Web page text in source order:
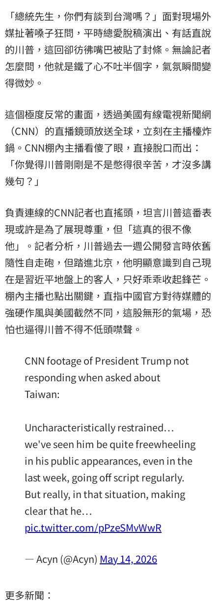
「總統先生，你們有談到台灣嗎？」面對現場外
媒扯著嗓子狂問，平時總愛脫稿演出、有話直說
的川普，這回卻彷彿嘴巴被貼了封條。無論記者
怎麼問，他就是鐵了心不吐半個字，氣氛瞬間變
得微妙。
這個極度反常的畫面，透過美國有線電視新聞網
（CNN）的直播鏡頭放送全球，立刻在主播檯炸
鍋。CNN棚內主播看傻了眼，直接脫口而出：
「你覺得川普剛剛是不是憋得很辛苦，才沒多講
幾句？」
負責連線的CNN記者也直搖頭，坦言川普這番表
現或許是為了展現尊重，但「這真的很不像
他」。記者分析，川普過去一週公開發言時依舊
隨性自走砲，但踏進北京，他明顯意識到自己現
在是習近平地盤上的客人，只好乖乖收起鋒芒。
棚內主播也點出關鍵，直指中國官方對待媒體的
強硬作風與美國截然不同，這股無形的氣場，恐
怕也逼得川普不得不低頭噤聲。
CNN footage of President Trump not
responding when asked about
Taiwan:
Uncharacteristically restrained…
we've seen him be quite freewheeling
in his public appearances, even in the
last week, going off script regularly.
But really, in that situation, making
clear that he…
pic.twitter.com/pPzeSMvWwR
— Acyn (@Acyn) May 14, 2026
更多新聞：